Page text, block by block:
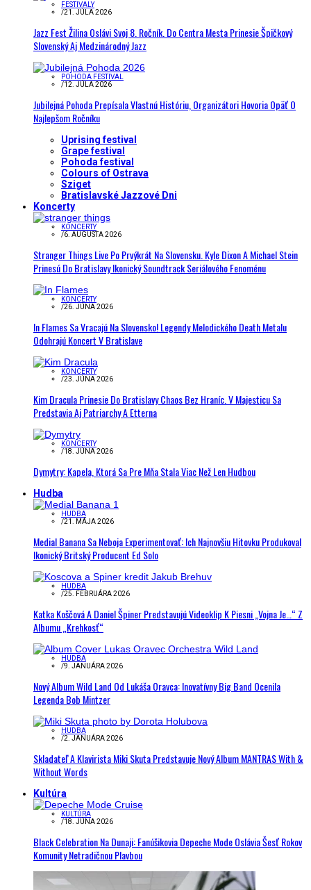
FESTIVALY
/21. JÚLA 2026
Jazz Fest Žilina Oslávi Svoj 8. Ročník. Do Centra Mesta Prinesie Špičkový
Slovenský Aj Medzinárodný Jazz
POHODA FESTIVAL
/12. JÚLA 2026
Jubilejná Pohoda Prepísala Vlastnú Históriu, Organizátori Hovoria Opäť O
Najlepšom Ročníku
Uprising festival
Grape festival
Pohoda festival
Colours of Ostrava
Sziget
Bratislavské Jazzové Dni
Koncerty
KONCERTY
/6. AUGUSTA 2026
Stranger Things Live Po Prvýkrát Na Slovensku. Kyle Dixon A Michael Stein
Prinesú Do Bratislavy Ikonický Soundtrack Seriálového Fenoménu
KONCERTY
/26. JÚNA 2026
In Flames Sa Vracajú Na Slovensko! Legendy Melodického Death Metalu
Odohrajú Koncert V Bratislave
KONCERTY
/23. JÚNA 2026
Kim Dracula Prinesie Do Bratislavy Chaos Bez Hraníc. V Majesticu Sa
Predstavia Aj Patriarchy A Etterna
KONCERTY
/18. JÚNA 2026
Dymytry: Kapela, Ktorá Sa Pre Mňa Stala Viac Než Len Hudbou
Hudba
HUDBA
/21. MÁJA 2026
Medial Banana Sa Neboja Experimentovať: Ich Najnovšiu Hitovku Produkoval
Ikonický Britský Producent Ed Solo
HUDBA
/25. FEBRUÁRA 2026
Katka Koščová A Daniel Špiner Predstavujú Videoklip K Piesni „Vojna Je…“ Z
Albumu „Krehkosť“
HUDBA
/9. JANUÁRA 2026
Nový Album Wild Land Od Lukáša Oravca: Inovatívny Big Band Ocenila
Legenda Bob Mintzer
HUDBA
/2. JANUÁRA 2026
Skladateľ A Klavirista Miki Skuta Predstavuje Nový Album MANTRAS With &
Without Words
Kultúra
KULTÚRA
/18. JÚNA 2026
Black Celebration Na Dunaji: Fanúšikovia Depeche Mode Oslávia Šesť Rokov
Komunity Netradičnou Plavbou